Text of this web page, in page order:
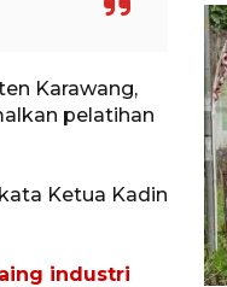
Karawang,
pelatihan
Ketua Kadin
industri